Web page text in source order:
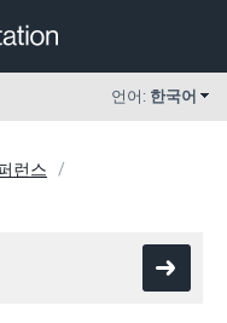
언어: 한국어
런스